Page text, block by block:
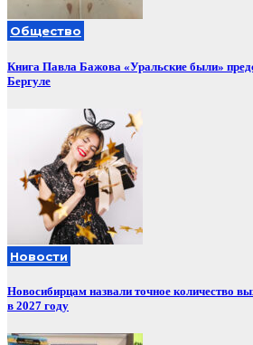
Общество
Книга Павла Бажова «Уральские были»
Бергуле
Новости
Новосибирцам назвали точное количество
в 2027 году